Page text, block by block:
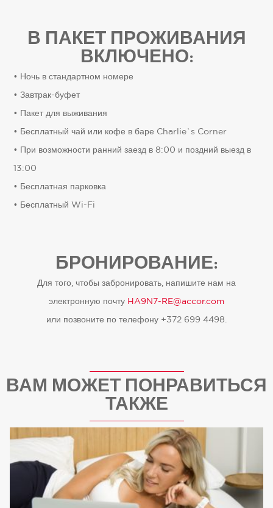
В ПАКЕТ ПРОЖИВАНИЯ
ВКЛЮЧЕНО:
• Ночь в стандартном номере
• Завтрак-буфет
• Пакет для выживания
• Бесплатный чай или кофе в баре Charlie`s Corner
• При возможности ранний заезд в 8:00 и поздний выезд в
13:00
• Бесплатная парковка
• Бесплатный Wi-Fi
БРОНИРОВАНИЕ:
Для того, чтобы забронировать, напишите нам на
электронную почту HA9N7-RE@accor.com
или позвоните по телефону +372 699 4498.
ВАМ МОЖЕТ ПОНРАВИТЬСЯ
ТАКЖЕ